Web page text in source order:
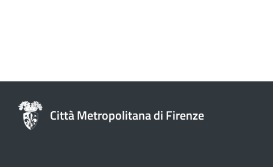
Città Metropolitana di Firenze